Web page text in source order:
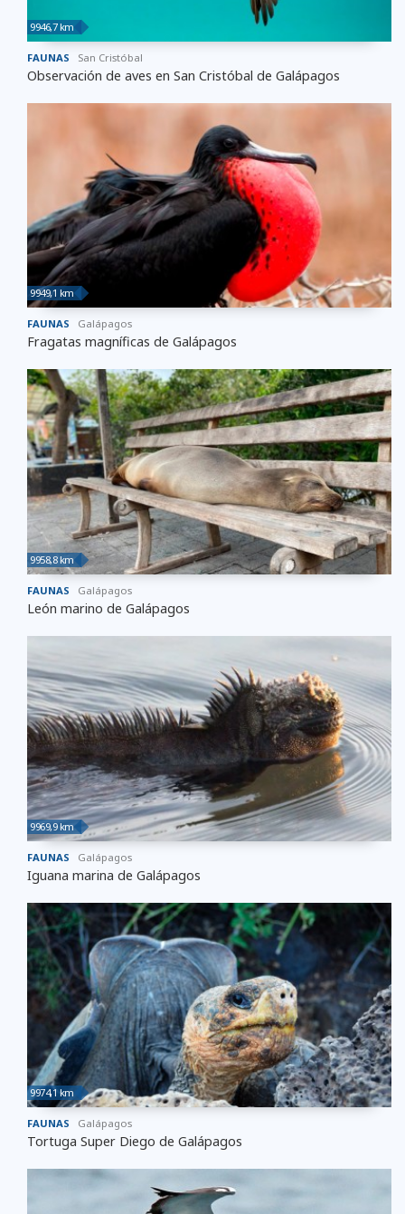
9946,7 km
FAUNAS San Cristóbal
Observación de aves en San Cristóbal de Galápagos
9949,1 km
FAUNAS Galápagos
Fragatas magníficas de Galápagos
9958,8 km
FAUNAS Galápagos
León marino de Galápagos
9969,9 km
FAUNAS Galápagos
Iguana marina de Galápagos
9974,1 km
FAUNAS Galápagos
Tortuga Super Diego de Galápagos